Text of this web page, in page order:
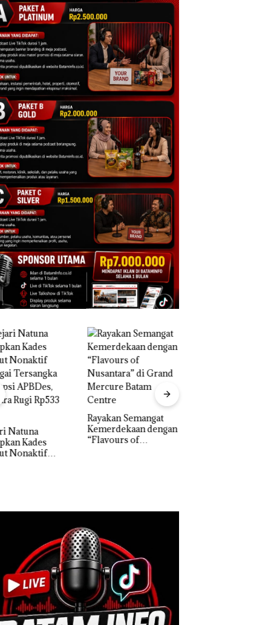
Semangat
dengan
of
di Grand
‎Soal Pengerukan PT
McDermott
Indonesia, KSOP